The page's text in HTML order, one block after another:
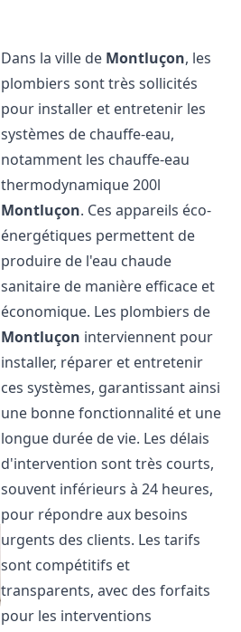
Dans la ville de Montluçon, les
plombiers sont très sollicités
pour installer et entretenir les
systèmes de chauffe-eau,
notamment les chauffe-eau
thermodynamique 200l
Montluçon. Ces appareils éco-
énergétiques permettent de
produire de l'eau chaude
sanitaire de manière efficace et
économique. Les plombiers de
Montluçon interviennent pour
installer, réparer et entretenir
ces systèmes, garantissant ainsi
une bonne fonctionnalité et une
longue durée de vie. Les délais
d'intervention sont très courts,
souvent inférieurs à 24 heures,
pour répondre aux besoins
urgents des clients. Les tarifs
sont compétitifs et
transparents, avec des forfaits
pour les interventions